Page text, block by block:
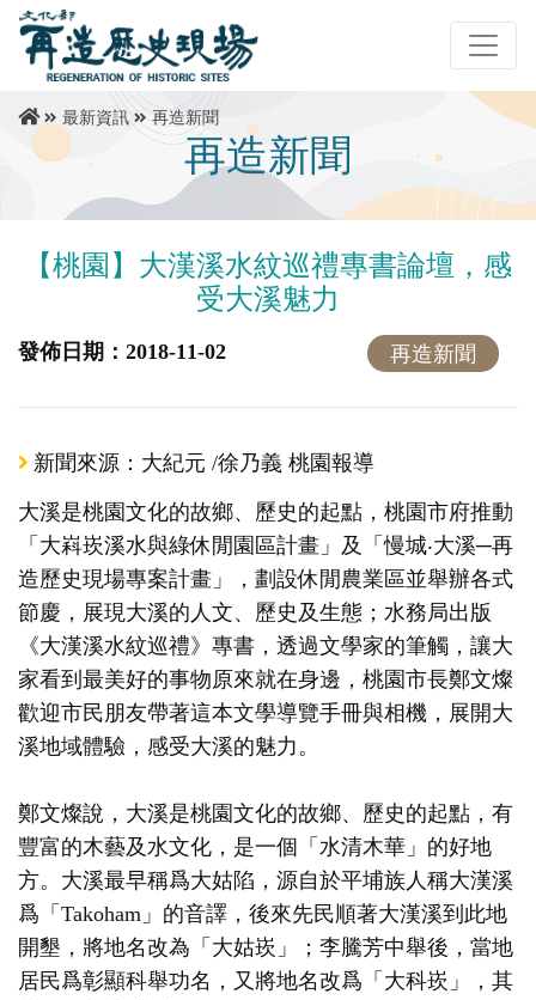
最新資訊 再造新聞
再造新聞
【桃園】大漢溪水紋巡禮專書論壇，感
受大溪魅力
再造新聞
發佈日期：2018-11-02
新聞來源：大紀元 /徐乃義 桃園報導
大溪是桃園文化的故鄉、歷史的起點，桃園市府推動
「大嵙崁溪水與綠休閒園區計畫」及「慢城‧大溪─再
造歷史現場專案計畫」，劃設休閒農業區並舉辦各式
節慶，展現大溪的人文、歷史及生態；水務局出版
《大漢溪水紋巡禮》專書，透過文學家的筆觸，讓大
家看到最美好的事物原來就在身邊，桃園市長鄭文燦
歡迎市民朋友帶著這本文學導覽手冊與相機，展開大
溪地域體驗，感受大溪的魅力。
鄭文燦說，大溪是桃園文化的故鄉、歷史的起點，有
豐富的木藝及水文化，是一個「水清木華」的好地
方。大溪最早稱爲大姑陷，源自於平埔族人稱大漢溪
爲「Takoham」的音譯，後來先民順著大漢溪到此地
開墾，將地名改為「大姑崁」；李騰芳中舉後，當地
居民爲彰顯科舉功名，又將地名改爲「大科崁」，其